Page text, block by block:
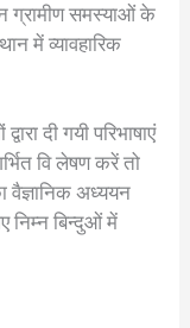
ग्रामीण समस्याओं के
में व्यावहारिक
दी गयी परिभाषाएं
वि लेषण करें तो
वैज्ञानिक अध्ययन
बिन्दुओं में